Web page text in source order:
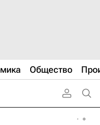
Общество